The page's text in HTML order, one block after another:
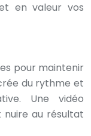
en valeur vos
pour maintenir
du rythme et
Une vidéo
au résultat